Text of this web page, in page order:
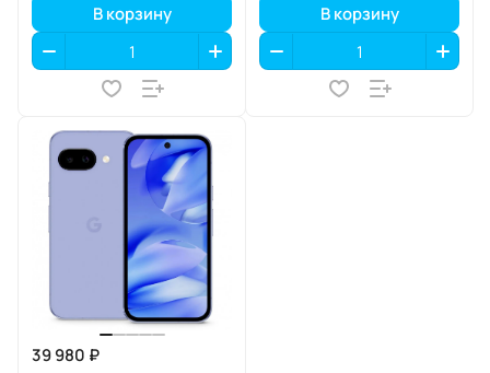
В корзину В корзину
39 980 ₽